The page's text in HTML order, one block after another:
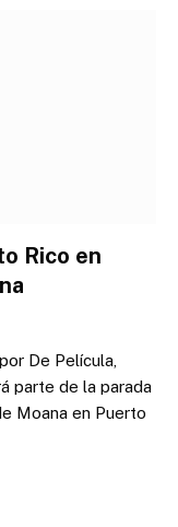
Rico en
De Película,
parte de la parada
Moana en Puerto